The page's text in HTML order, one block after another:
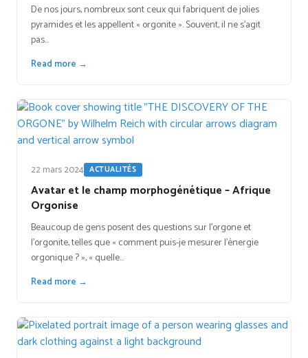
De nos jours, nombreux sont ceux qui fabriquent de jolies
pyramides et les appellent « orgonite ». Souvent, il ne s'agit
pas…
Read more →
22 mars 2024 ACTUALITÉS
Avatar et le champ morphogénétique – Afrique
Orgonise
Beaucoup de gens posent des questions sur l'orgone et
l'orgonite, telles que « comment puis-je mesurer l'énergie
orgonique ? », « quelle…
Read more →